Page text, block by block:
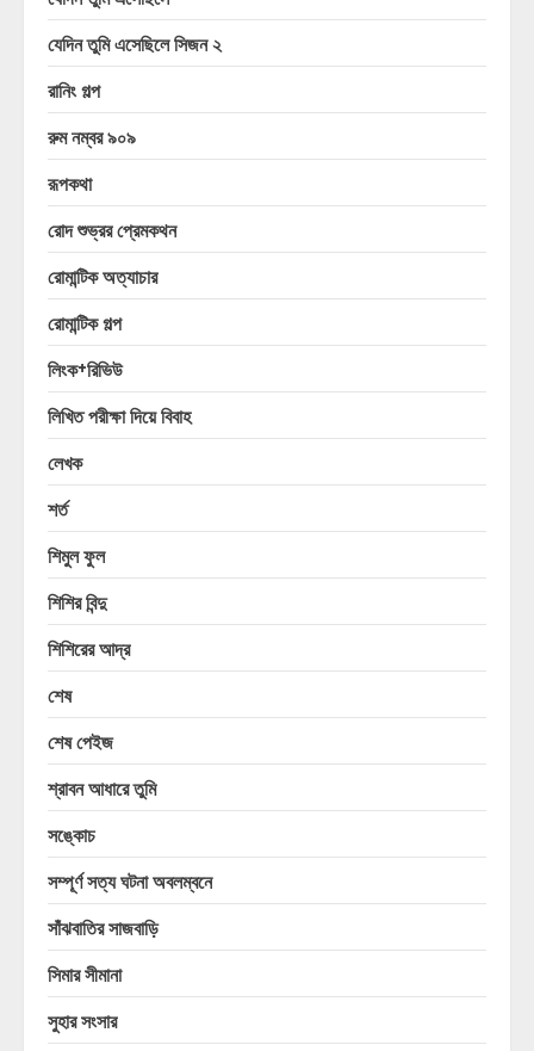
যেদিন তুমি এসেছিলে সিজন ২
রানিং গল্প
রুম নম্বর ৯০৯
রূপকথা
রোদ শুভ্রর প্রেমকথন
রোমান্টিক অত্যাচার
রোমান্টিক গল্প
লিংক+রিভিউ
লিখিত পরীক্ষা দিয়ে বিবাহ
লেখক
শর্ত
শিমুল ফুল
শিশির বিন্দু
শিশিরের আদ্র
শেষ
শেষ পেইজ
শ্রাবন আধারে তুমি
সঙ্কোচ
সম্পূর্ণ সত্য ঘটনা অবলম্বনে
সাঁঝবাতির সাজবাড়ি
সিমার সীমানা
সুহার সংসার